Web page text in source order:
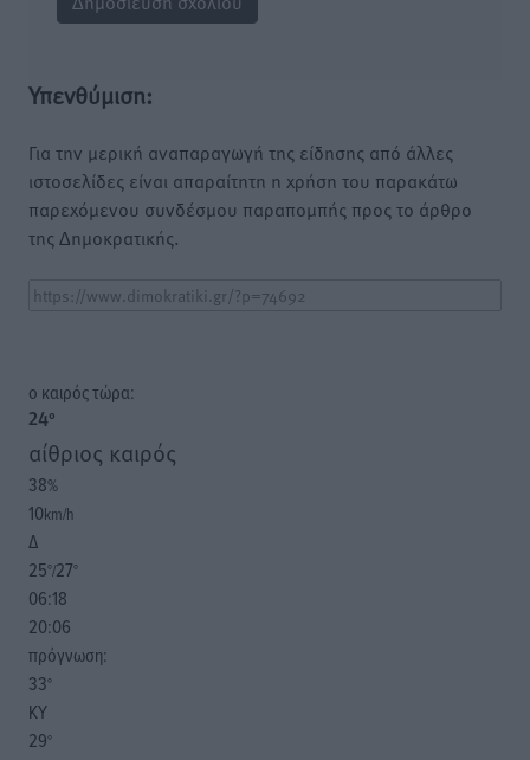
Υπενθύμιση:
Για την μερική αναπαραγωγή της είδησης από άλλες
ιστοσελίδες είναι απαραίτητη η χρήση του παρακάτω
παρεχόμενου συνδέσμου παραπομπής προς το άρθρο
της Δημοκρατικής.
o καιρός τώρα:
24°
αίθριος καιρός
38%
10km/h
Δ
25°/27°
06:18
20:06
πρόγνωση:
33°
ΚΥ
29°